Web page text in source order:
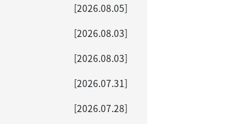
[2026.08.05]
[2026.08.03]
[2026.08.03]
[2026.07.31]
[2026.07.28]